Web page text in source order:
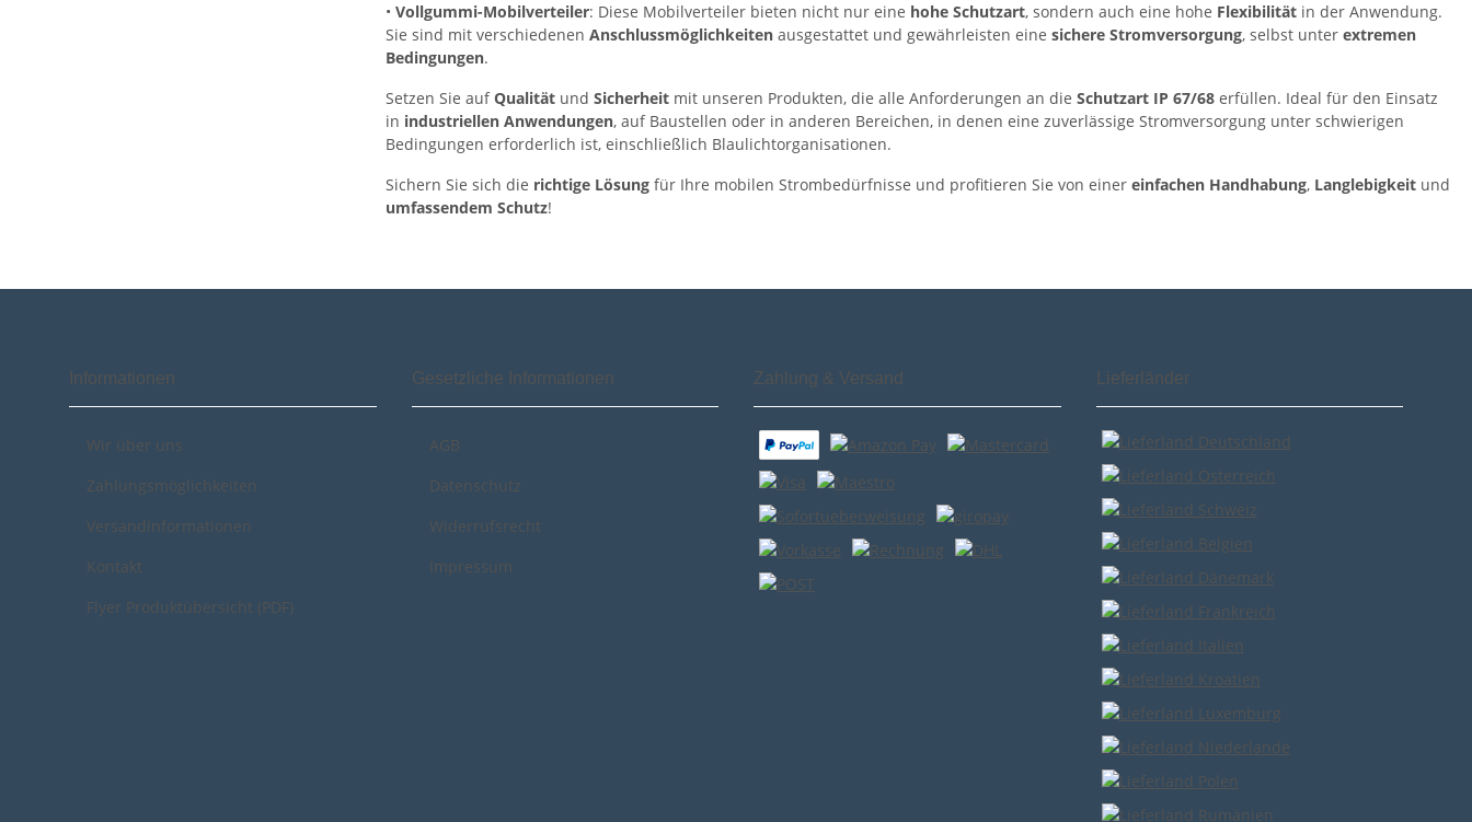
• Vollgummi-Mobilverteiler: Diese Mobilverteiler bieten nicht nur eine hohe Schutzart, sondern auch eine hohe Flexibilität in der Anwendung.
Sie sind mit verschiedenen Anschlussmöglichkeiten ausgestattet und gewährleisten eine sichere Stromversorgung, selbst unter extremen
Bedingungen.
Setzen Sie aufQualität und Sicherheit mit unseren Produkten, die alle Anforderungen an die Schutzart IP 67/68 erfüllen. Ideal für den Einsatz
in industriellen Anwendungen, auf Baustellen oder in anderen Bereichen, in denen eine zuverlässige Stromversorgung unter schwierigen
Bedingungen erforderlich ist, einschließlich Blaulichtorganisationen.
Sichern Sie sich die richtige Lösung für Ihre mobilen Strombedürfnisse und profitieren Sie von einer einfachen Handhabung, Langlebigkeit und
umfassendem Schutz!
Informationen
Wir über uns
Zahlungsmöglichkeiten
Versandinformationen
Kontakt
Flyer Produktübersicht (PDF)
Gesetzliche Informationen
AGB
Datenschutz
Widerrufsrecht
Impressum
Zahlung & Versand Lieferländer